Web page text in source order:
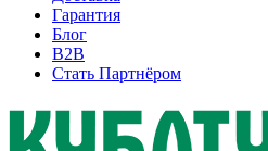
Гарантия
Блог
B2B
Стать Партнёром